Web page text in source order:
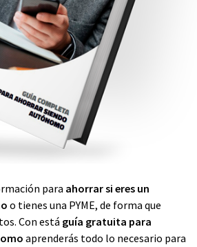
para ahorrar si eres un
o tienes una PYME, de forma que
Con está guía gratuita para
aprenderás todo lo necesario para